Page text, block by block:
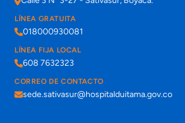
LÍNEA GRATUITA
018000930081
LÍNEA FIJA LOCAL
608 7632323
CORREO DE CONTACTO
sede.sativasur@hospitalduitama.gov.co